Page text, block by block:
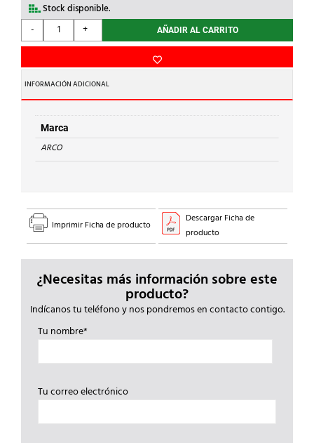
Stock disponible.
-
ARCO
-
H
1/2"
TEXAS
EMP.
cantidad
+ AÑADIR AL CARRITO
INFORMACIÓN ADICIONAL
Marca
ARCO
Imprimir Ficha de producto
Descargar Ficha de
producto
¿Necesitas más información sobre este
producto?
Indícanos tu teléfono y nos pondremos en contacto contigo.
Tu nombre*
Tu correo electrónico